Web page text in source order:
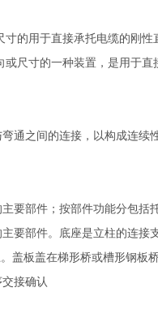
的用于直接承托电缆的刚性
尺寸的一种装置，是用于直
通之间的连接，以构成连续
要部件；按部件功能分包括
要部件。底座是立柱的连接
盖板盖在梯形桥或槽形钢板
接确认